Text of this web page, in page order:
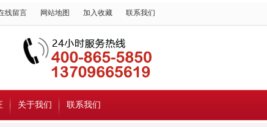
线留言 网站地图 加入收藏 联系我们
关于我们 联系我们